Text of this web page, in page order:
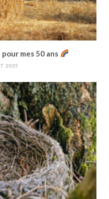
mes 50 ans
2025